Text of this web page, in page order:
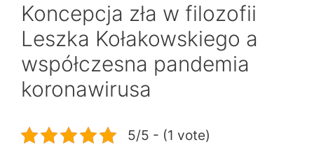
Koncepcja zła w filozofii
Leszka Kołakowskiego a
współczesna pandemia
koronawirusa
5/5 - (1 vote)